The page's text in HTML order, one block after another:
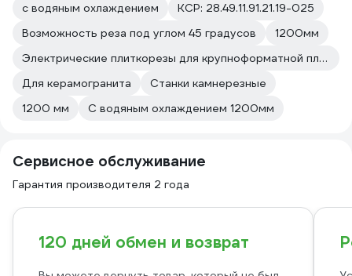
с водяным охлаждением
КСР: 28.49.11.91.21.19-025
Возможность реза под углом 45 градусов
1200мм
Электрические плиткорезы для крупноформатной плитки
Для керамогранита
Станки камнерезные
1200 мм
С водяным охлаждением 1200мм
Сервисное обслуживание
Гарантия производителя 2 года
120 дней обмен и возврат